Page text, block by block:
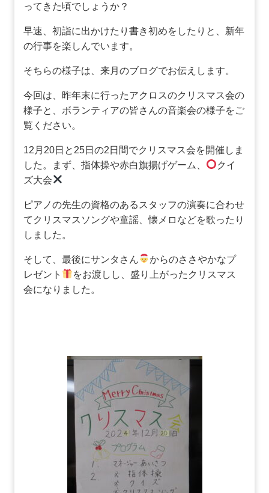
ってきた頃でしょうか？
早速、初詣に出かけたり書き初めをしたりと、新年
の行事を楽しんでいます。
そちらの様子は、来月のブログでお伝えします。
今回は、昨年末に行ったアクロスのクリスマス会の
様子と、ボランティアの皆さんの音楽会の様子をご
覧ください。
12月20日と25日の2日間でクリスマス会を開催しま
した。まず、指体操や赤白旗揚げゲーム、
クイ
ズ大会
ピアノの先生の資格のあるスタッフの演奏に合わせ
てクリスマスソングや童謡、懐メロなどを歌ったり
しました。
そして、最後にサンタさん
からのささやかなプ
レゼント
をお渡しし、盛り上がったクリスマス
会になりました。